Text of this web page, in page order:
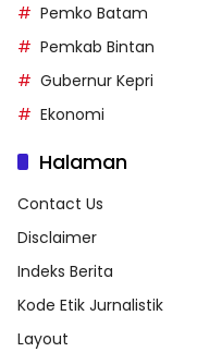
Pemko Batam
Pemkab Bintan
Gubernur Kepri
Ekonomi
Halaman
Contact Us
Disclaimer
Indeks Berita
Kode Etik Jurnalistik
Layout